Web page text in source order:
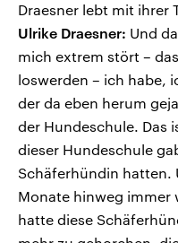
Draesner lebt mit ihrer
Ulrike Draesner: Und
mich extrem stört –
loswerden – ich habe,
der da eben herum
der Hundeschule. Das
dieser Hundeschule
Schäferhündin hatten.
Monate hinweg immer
hatte diese